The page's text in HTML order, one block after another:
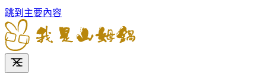
跳到主要內容